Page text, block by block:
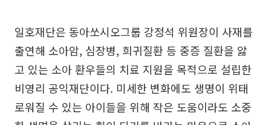
일호재단은 동아쏘시오그룹 강정석 위원장이 사재를
출연해 소아암, 심장병, 희귀질환 등 중증 질환을 앓
고 있는 소아 환우들의 치료 지원을 목적으로 설립한
비영리 공익재단이다. 미세한 변화에도 생명이 위태
로워질 수 있는 아이들을 위해 작은 도움이라도 소중